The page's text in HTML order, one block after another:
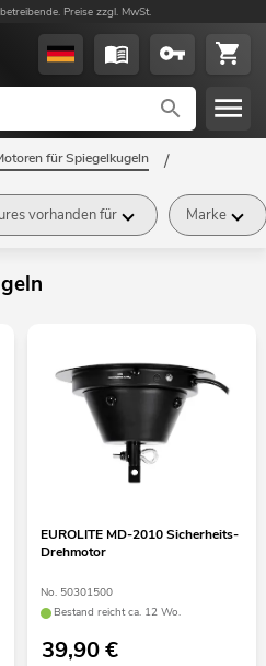
Preise zzgl. MwSt.
für Spiegelkugeln /
vorhanden für Marke
EUROLITE MD-2010 Sicherheits-
Drehmotor
No. 50301500
Bestand reicht ca. 12 Wo.
39,90€